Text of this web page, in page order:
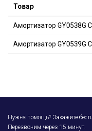
Товар
Амортизатор GY0538G
Амортизатор GY0539G
Нужна помощь? Закажите
Перезвоним через 15 минут.